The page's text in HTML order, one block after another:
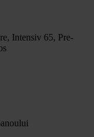
Intensiv 65, Pre-